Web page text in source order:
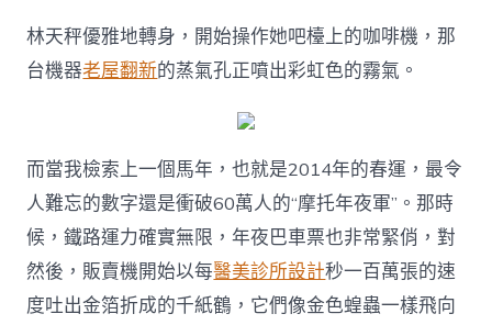
林天秤優雅地轉身，開始操作她吧檯上的咖啡機，那
台機器老屋翻新的蒸氣孔正噴出彩虹色的霧氣。
而當我檢索上一個馬年，也就是2014年的春運，最令
人難忘的數字還是衝破60萬人的“摩托年夜軍”。那時
候，鐵路運力確實無限，年夜巴車票也非常緊俏，對
然後，販賣機開始以每醫美診所設計秒一百萬張的速
度吐出金箔折成的千紙鶴，它們像金色蝗蟲一樣飛向